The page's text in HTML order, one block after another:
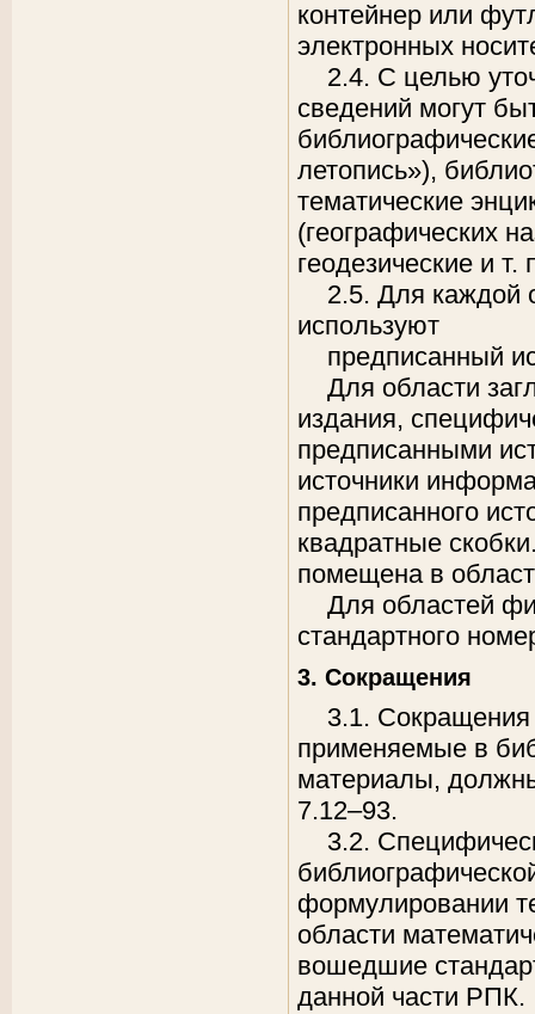
контейнер или
электронных
2.4. С целью
сведений могут
летопись»),
тематические
(географических
геодезические и т.
2.5. Для каждой
используют
предписанный
Для области
издания,
предписанными
источники
предписанного
квадратные
помещена в
Для областей
стандартного
3. Сокращения
3.1. Сокращения
применяемые в
материалы,
7.12–93.
3.2.
формулировании
области
вошедшие
данной части РПК.